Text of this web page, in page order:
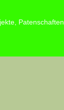
Patenschaften